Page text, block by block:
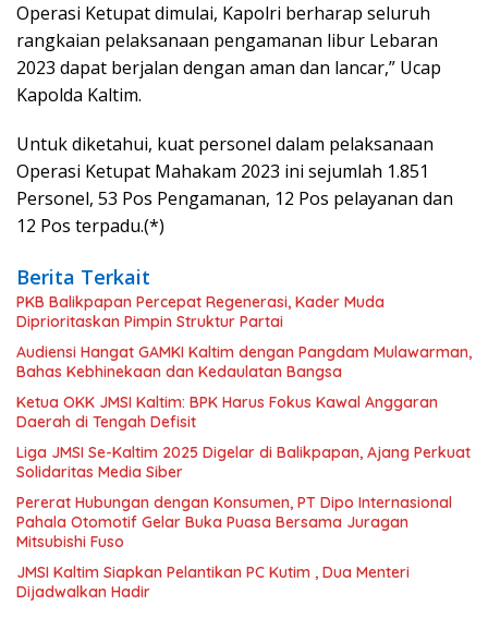
Operasi Ketupat dimulai, Kapolri berharap seluruh
rangkaian pelaksanaan pengamanan libur Lebaran
2023 dapat berjalan dengan aman dan lancar,” Ucap
Kapolda Kaltim.
Untuk diketahui, kuat personel dalam pelaksanaan
Operasi Ketupat Mahakam 2023 ini sejumlah 1.851
Personel, 53 Pos Pengamanan, 12 Pos pelayanan dan
12 Pos terpadu.(*)
Berita Terkait
PKB Balikpapan Percepat Regenerasi, Kader Muda
Diprioritaskan Pimpin Struktur Partai
Audiensi Hangat GAMKI Kaltim dengan Pangdam Mulawarman,
Bahas Kebhinekaan dan Kedaulatan Bangsa
Ketua OKK JMSI Kaltim: BPK Harus Fokus Kawal Anggaran
Daerah di Tengah Defisit
Liga JMSI Se-Kaltim 2025 Digelar di Balikpapan, Ajang Perkuat
Solidaritas Media Siber
Pererat Hubungan dengan Konsumen, PT Dipo Internasional
Pahala Otomotif Gelar Buka Puasa Bersama Juragan
Mitsubishi Fuso
JMSI Kaltim Siapkan Pelantikan PC Kutim , Dua Menteri
Dijadwalkan Hadir